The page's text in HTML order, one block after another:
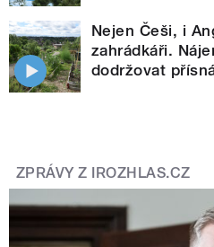
Nejen Češi, i
zahrádkáři.
dodržovat
ZPRÁVY Z IROZHLAS.CZ